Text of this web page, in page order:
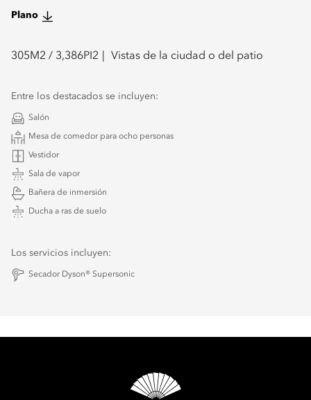
Plano
305M2 / 3,386PI2 Vistas de la ciudad o del patio
Entre los destacados se incluyen:
Salón
Mesa de comedor para ocho personas
Vestidor
Sala de vapor
Bañera de inmersión
Ducha a ras de suelo
Los servicios incluyen:
Secador Dyson® Supersonic